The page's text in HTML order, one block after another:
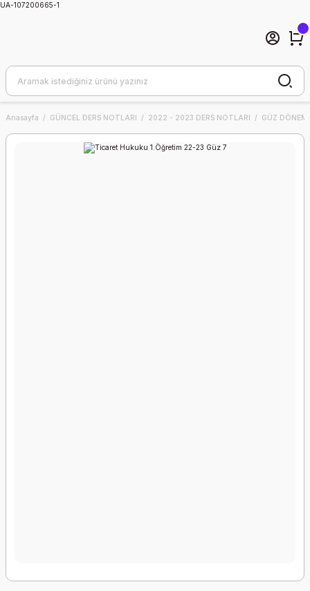
UA-107200665-1
Anasayfa GÜNCEL DERS NOTLARI 2022 - 2023 DERS NOTLARI GÜZ DÖNEMİ